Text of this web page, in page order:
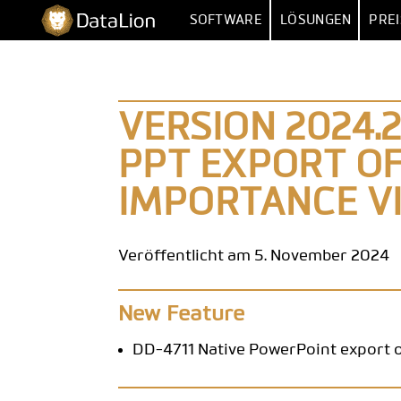
DataLion SOFTWARE
FRAGETYPEN
SKIP- & DISPLAY-LOGIK
KI-FRAGEBOGEN
MEHRERE
LÖSUNGEN
HUMAN
VERSION
PPT EXPORT
IMPORTANCE
Veröffentlicht am 5. November 2024
New Feature
DD-4711 Native PowerPoint